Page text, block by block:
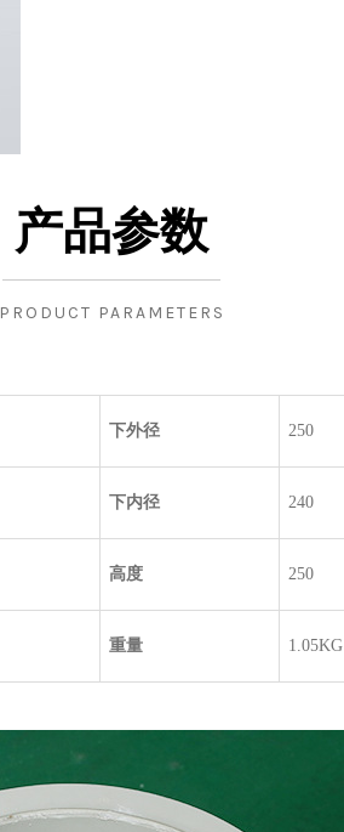
产品参数
PRODUCT PARAMETERS
下外径 250
下内径 240
高度 250
重量 1.05KG